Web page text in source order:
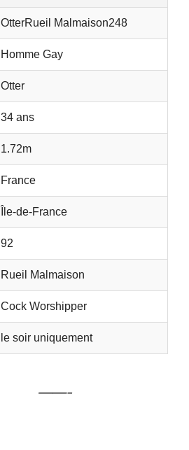
OtterRueil Malmaison248
Homme Gay
Otter
34 ans
1.72m
France
Île-de-France
92
Rueil Malmaison
Cock Worshipper
le soir uniquement
——-